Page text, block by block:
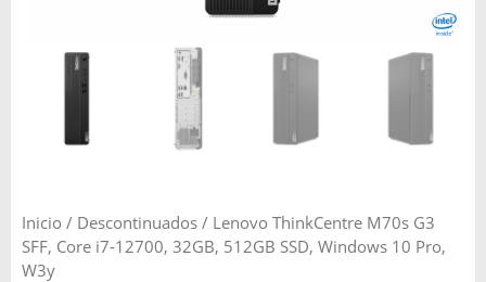
Inicio / Descontinuados / Lenovo ThinkCentre M70s G3
SFF, Core i7-12700, 32GB, 512GB SSD, Windows 10 Pro,
W3y